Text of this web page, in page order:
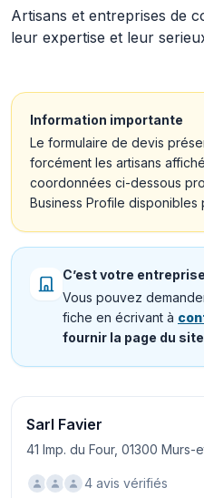
Artisans et entreprises de
leur expertise et leur
Information importante
Le formulaire de devis
forcément les artisans
coordonnées ci-dessous
Business Profile disponibles
C’est votre
Vous pouvez
fiche en écrivant à
fournir la page du
Sarl Favier
41 Imp. du Four, 01300 Murs-
4 avis vérifiés